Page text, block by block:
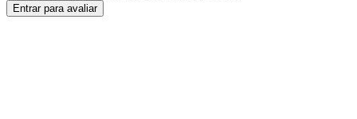
Entrar para avaliar